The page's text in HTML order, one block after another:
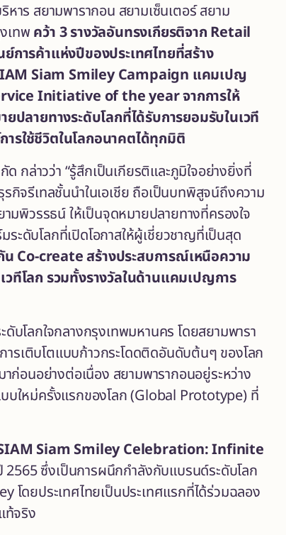
ร สยามพารากอน สยามเซ็นเตอร์ สยาม
เทพ คว้า 3รางวัลอันทรงเกียรติจาก Retail
การค้าแห่งปีของประเทศไทยที่สร้าง
Siam Smiley Campaign แคมเปญ
Initiative of the yearจากการให้
ปลายทางระดับโลกที่ได้รับการยอมรับในเวที
รใช้ชีวิตในโลกอนาคตได้ทุกมิติ
กล่าวว่า “รู้สึกเป็นเกียรติและภูมิใจอย่างยิ่งที่
จรีเทลชั้นนำในเอเชีย ถือเป็นบทพิสูจน์ถึงความ
พิวรรธน์ ให้เป็นจุดหมายปลายทางที่ครองใจ
ะดับโลกที่เปิดโอกาสให้ผู้เชี่ยวชาญที่เป็นสุด
น Co-create สร้างประสบการณ์เหนือความ
ทีโลก รวมทั้งรางวัลในด้านแคมเปญการ
บโลกใจกลางกรุงเทพมหานคร โดยสยามพารา
รเติบโตแบบก้าวกระโดดติดอันดับต้นๆ ของโลก
ก่อนอย่างต่อเนื่อง สยามพารากอนอยู่ระหว่าง
บใหม่ครั้งแรกของโลก (Global Prototype) ที่
Siam Smiley Celebration: Infinite
ซึ่งเป็นการผนึกกำลังกับแบรนด์ระดับโลก
ดยประเทศไทยเป็นประเทศแรกที่ได้ร่วมฉลอง
ท้จริง